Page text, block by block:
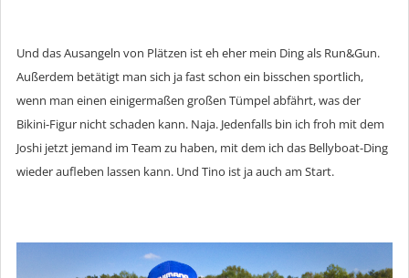
Und das Ausangeln von Plätzen ist eh eher mein Ding als Run&Gun.
Außerdem betätigt man sich ja fast schon ein bisschen sportlich,
wenn man einen einigermaßen großen Tümpel abfährt, was der
Bikini-Figur nicht schaden kann. Naja. Jedenfalls bin ich froh mit dem
Joshi jetzt jemand im Team zu haben, mit dem ich das Bellyboat-Ding
wieder aufleben lassen kann. Und Tino ist ja auch am Start.